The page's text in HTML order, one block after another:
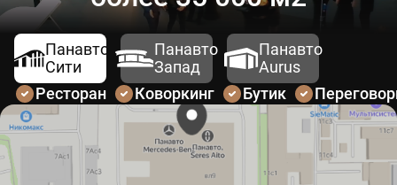
Панавто
Сити
Панавто
Запад
Панавто
Aurus
Ресторан
Коворкинг Бутик